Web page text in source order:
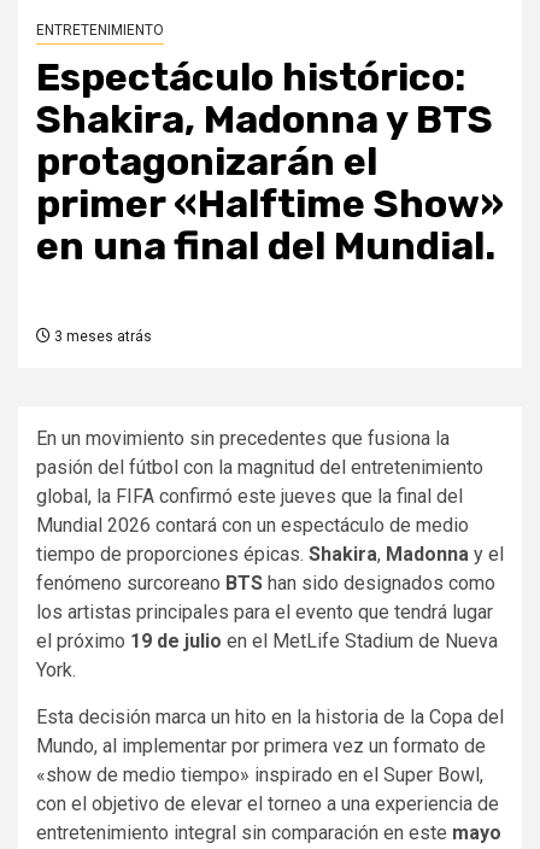
ENTRETENIMIENTO
Espectáculo histórico:
Shakira, Madonna y BTS
protagonizarán el
primer «Halftime Show»
en una final del Mundial.
3 meses atrás
En un movimiento sin precedentes que fusiona la
pasión del fútbol con la magnitud del entretenimiento
global, la FIFA confirmó este jueves que la final del
Mundial 2026 contará con un espectáculo de medio
tiempo de proporciones épicas. Shakira, Madonna y el
fenómeno surcoreano BTS han sido designados como
los artistas principales para el evento que tendrá lugar
el próximo 19 de julio en el MetLife Stadium de Nueva
York.
Esta decisión marca un hito en la historia de la Copa del
Mundo, al implementar por primera vez un formato de
«show de medio tiempo» inspirado en el Super Bowl,
con el objetivo de elevar el torneo a una experiencia de
entretenimiento integral sin comparación en este mayo